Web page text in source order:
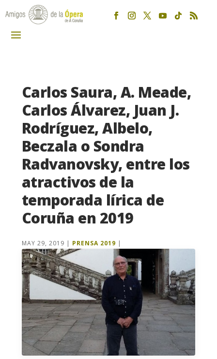
Carlos Saura, A. Meade,
Carlos Álvarez, Juan J.
Rodríguez, Albelo,
Beczala o Sondra
Radvanovsky, entre los
atractivos de la
temporada lírica de
Coruña en 2019
MAY 29, 2019 | PRENSA 2019 |